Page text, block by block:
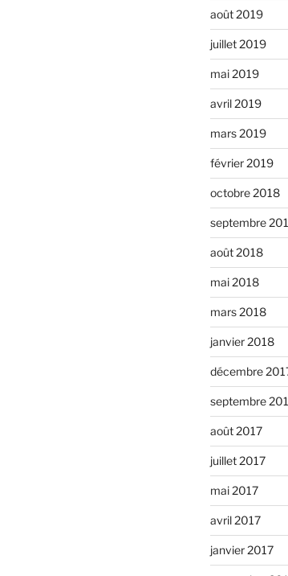
août 2019
juillet 2019
mai 2019
avril 2019
mars 2019
février 2019
octobre 2018
septembre
août 2018
mai 2018
mars 2018
janvier 2018
décembre
septembre
août 2017
juillet 2017
mai 2017
avril 2017
janvier 2017